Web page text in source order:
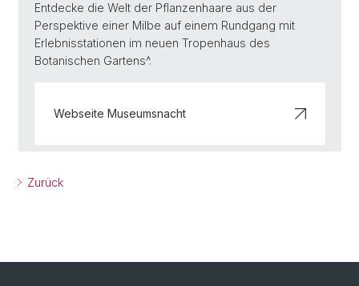
Entdecke die Welt der Pflanzenhaare aus der
Perspektive einer Milbe auf einem Rundgang mit
Erlebnisstationen im neuen Tropenhaus des
Botanischen Gartens^.
Webseite Museumsnacht
Zurück